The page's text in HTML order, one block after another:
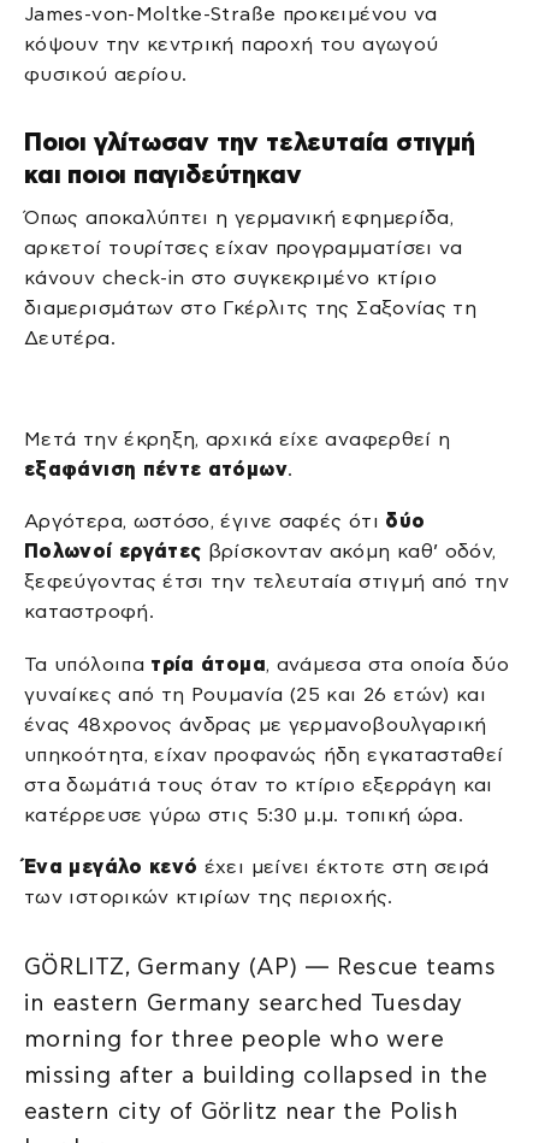
James-von-Moltke-Straße προκειμένου να
κόψουν την κεντρική παροχή του αγωγού
φυσικού αερίου.
Ποιοι γλίτωσαν την τελευταία στιγμή
και ποιοι παγιδεύτηκαν
Όπως αποκαλύπτει η γερμανική εφημερίδα,
αρκετοί τουρίτσες είχαν προγραμματίσει να
κάνουν check-in στο συγκεκριμένο κτίριο
διαμερισμάτων στο Γκέρλιτς της Σαξονίας τη
Δευτέρα.
Μετά την έκρηξη, αρχικά είχε αναφερθεί η
εξαφάνιση πέντε ατόμων.
Αργότερα, ωστόσο, έγινε σαφές ότι δύο
Πολωνοί εργάτες βρίσκονταν ακόμη καθ’ οδόν,
ξεφεύγοντας έτσι την τελευταία στιγμή από την
καταστροφή.
Τα υπόλοιπα τρία άτομα, ανάμεσα στα οποία δύο
γυναίκες από τη Ρουμανία (25 και 26 ετών) και
ένας 48χρονος άνδρας με γερμανοβουλγαρική
υπηκοότητα, είχαν προφανώς ήδη εγκατασταθεί
στα δωμάτιά τους όταν το κτίριο εξερράγη και
κατέρρευσε γύρω στις 5:30 μ.μ. τοπική ώρα.
Ένα μεγάλο κενό έχει μείνει έκτοτε στη σειρά
των ιστορικών κτιρίων της περιοχής.
GÖRLITZ, Germany (AP) — Rescue teams
in eastern Germany searched Tuesday
morning for three people who were
missing after a building collapsed in the
eastern city of Görlitz near the Polish